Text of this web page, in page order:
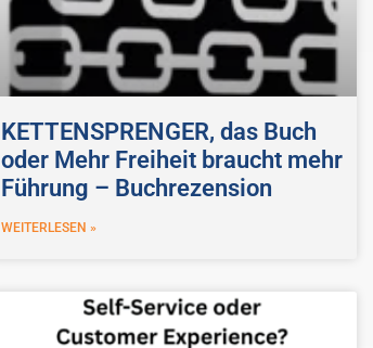
KETTENSPRENGER, das Buch
oder Mehr Freiheit braucht mehr
Führung – Buchrezension
WEITERLESEN »